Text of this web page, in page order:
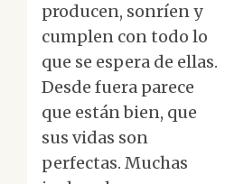
producen, sonríen y
cumplen con todo lo
que se espera de ellas.
Desde fuera parece
que están bien, que
sus vidas son
perfectas. Muchas